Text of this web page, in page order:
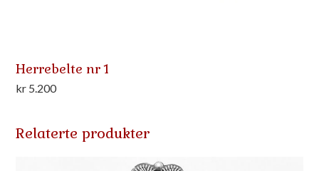
Herrebelte nr 1
kr 5.200
Relaterte produkter